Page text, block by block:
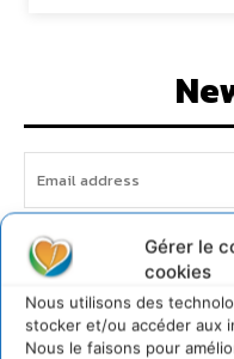
Gérer le
cookies
Nous utilisons des
stocker et/ou accéder aux
Nous le faisons pour